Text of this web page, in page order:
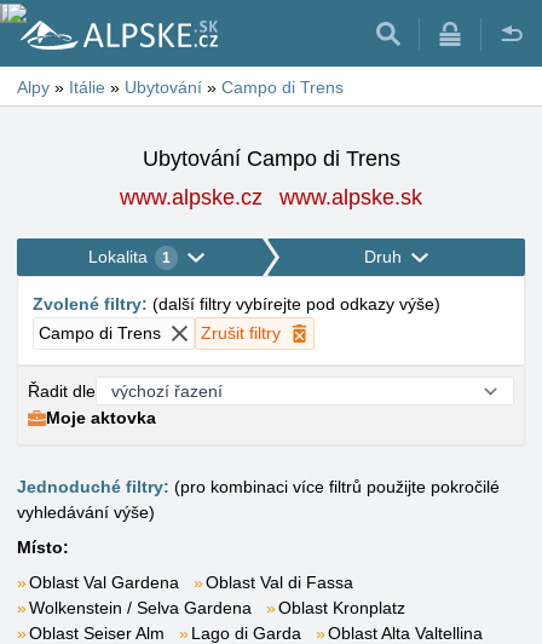
Alpy » Itálie » Ubytování » Campo di Trens
Ubytování Campo di Trens
www.alpske.cz
www.alpske.sk
Lokalita 1 Druh
Zvolené filtry: (další filtry vybírejte pod odkazy výše)
Campo di Trens
Zrušit filtry
Řadit dle
Moje aktovka
Jednoduché filtry: (pro kombinaci více filtrů použijte pokročilé
vyhledávání výše)
Místo:
Oblast Val Gardena
Oblast Val di Fassa
Wolkenstein / Selva Gardena
Oblast Kronplatz
Oblast Seiser Alm
Lago di Garda
Oblast Alta Valtellina